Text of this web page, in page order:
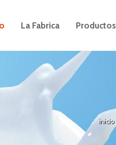
La Fabrica Productos
inicio